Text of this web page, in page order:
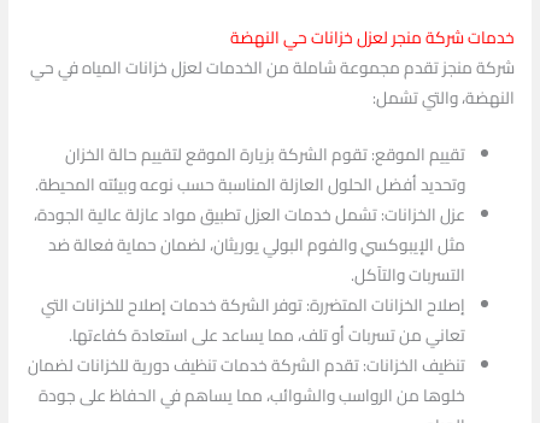
خدمات شركة منجر لعزل خزانات حي النهضة
شركة منجز تقدم مجموعة شاملة من الخدمات لعزل خزانات المياه في حي
النهضة، والتي تشمل:
تقييم الموقع: تقوم الشركة بزيارة الموقع لتقييم حالة الخزان
وتحديد أفضل الحلول العازلة المناسبة حسب نوعه وبيئته المحيطة.
عزل الخزانات: تشمل خدمات العزل تطبيق مواد عازلة عالية الجودة،
مثل الإيبوكسي والفوم البولي يوريثان، لضمان حماية فعالة ضد
التسربات والتآكل.
إصلاح الخزانات المتضررة: توفر الشركة خدمات إصلاح للخزانات التي
تعاني من تسربات أو تلف، مما يساعد على استعادة كفاءتها.
تنظيف الخزانات: تقدم الشركة خدمات تنظيف دورية للخزانات لضمان
خلوها من الرواسب والشوائب، مما يساهم في الحفاظ على جودة